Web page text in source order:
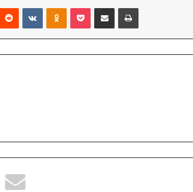
Reddit VKontakteOdnoklassniki
Pocket Condividi via mail Stampa